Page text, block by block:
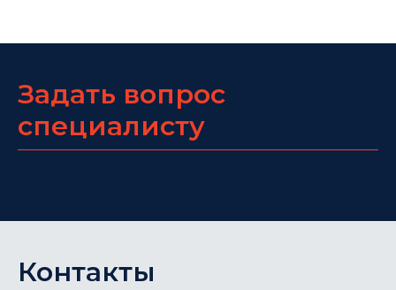
Задать вопрос
специалисту
Контакты